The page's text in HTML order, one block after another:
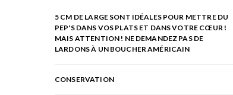
5 CM DE LARGE SONT IDÉALES POUR METTRE DU
PEP'S DANS VOS PLATS ET DANS VOTRE CŒUR !
MAIS ATTENTION ! NE DEMANDEZ PAS DE
LARDONS À UN BOUCHER AMÉRICAIN
CONSERVATION